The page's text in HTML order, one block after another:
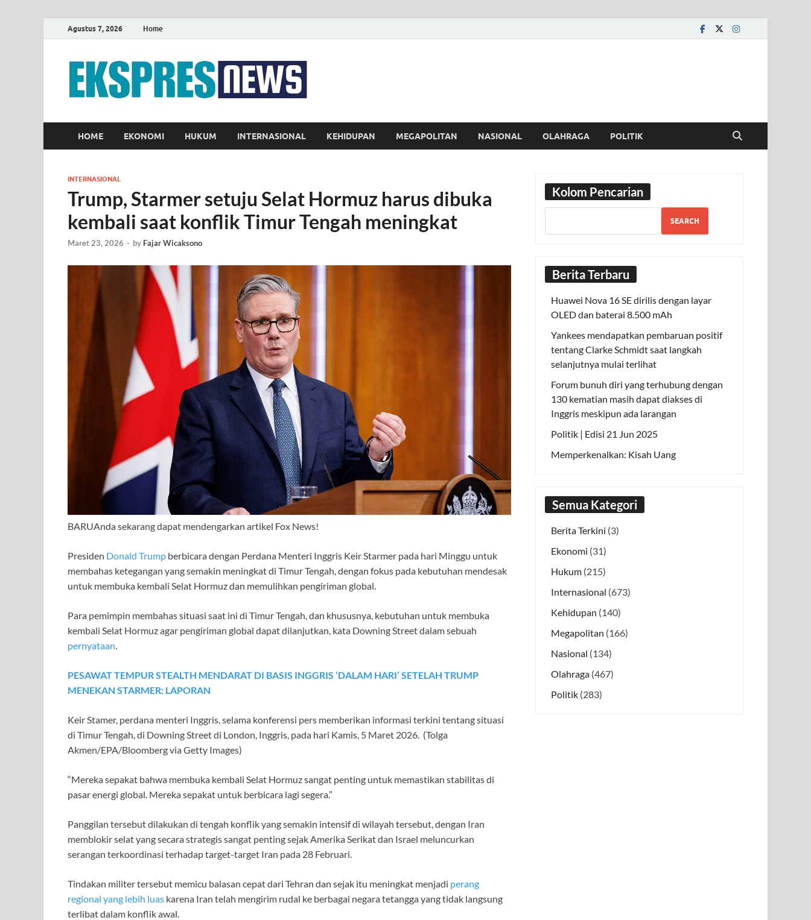
Agustus 7, 2026 Home
HOME EKONOMI HUKUM INTERNASIONAL KEHIDUPAN MEGAPOLITAN NASIONAL OLAHRAGA POLITIK
INTERNASIONAL
Trump, Starmer setuju Selat Hormuz harus dibuka
kembali saat konflik Timur Tengah meningkat
Maret 23, 2026 - by Fajar Wicaksono
BARUAnda sekarang dapat mendengarkan artikel Fox News!
Presiden Donald Trump berbicara dengan Perdana Menteri Inggris Keir Starmer pada hari Minggu untuk
membahas ketegangan yang semakin meningkat di Timur Tengah, dengan fokus pada kebutuhan mendesak
untuk membuka kembali Selat Hormuz dan memulihkan pengiriman global.
Para pemimpin membahas situasi saat ini di Timur Tengah, dan khususnya, kebutuhan untuk membuka
kembali Selat Hormuz agar pengiriman global dapat dilanjutkan, kata Downing Street dalam sebuah
pernyataan.
PESAWAT TEMPUR STEALTH MENDARAT DI BASIS INGGRIS ‘DALAM HARI’ SETELAH TRUMP
MENEKAN STARMER: LAPORAN
Keir Stamer, perdana menteri Inggris, selama konferensi pers memberikan informasi terkini tentang situasi
di Timur Tengah, di Downing Street di London, Inggris, pada hari Kamis, 5 Maret 2026. (Tolga
Akmen/EPA/Bloomberg via Getty Images)
“Mereka sepakat bahwa membuka kembali Selat Hormuz sangat penting untuk memastikan stabilitas di
pasar energi global. Mereka sepakat untuk berbicara lagi segera.”
Panggilan tersebut dilakukan di tengah konflik yang semakin intensif di wilayah tersebut, dengan Iran
memblokir selat yang secara strategis sangat penting sejak Amerika Serikat dan Israel meluncurkan
serangan terkoordinasi terhadap target-target Iran pada 28 Februari.
Tindakan militer tersebut memicu balasan cepat dari Tehran dan sejak itu meningkat menjadi perang
regional yang lebih luas karena Iran telah mengirim rudal ke berbagai negara tetangga yang tidak langsung
terlibat dalam konflik awal.
Kolom Pencarian
SEARCH
Berita Terbaru
Huawei Nova 16 SE dirilis dengan layar
OLED dan baterai 8.500 mAh
Yankees mendapatkan pembaruan positif
tentang Clarke Schmidt saat langkah
selanjutnya mulai terlihat
Forum bunuh diri yang terhubung dengan
130 kematian masih dapat diakses di
Inggris meskipun ada larangan
Politik | Edisi 21 Jun 2025
Memperkenalkan: Kisah Uang
Semua Kategori
Berita Terkini (3)
Ekonomi (31)
Hukum (215)
Internasional (673)
Kehidupan (140)
Megapolitan (166)
Nasional (134)
Olahraga (467)
Politik (283)